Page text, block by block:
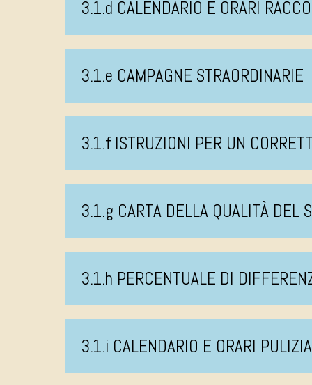
3.1.d CALENDARIO E ORARI
3.1.e CAMPAGNE STRAORDINARIE
3.1.f ISTRUZIONI PER UN
3.1.g CARTA DELLA QUALITÀ DEL
3.1.h PERCENTUALE DI
3.1.i CALENDARIO E ORARI